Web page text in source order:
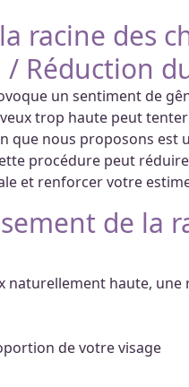
racine des
/ Réduction
un sentiment de
trop haute peut
que nous proposons est
procédure peut
et renforcer votre
de la
haute, une
de votre visage